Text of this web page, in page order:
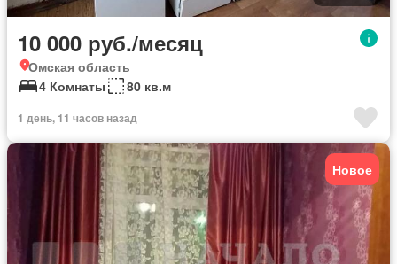
10 000 руб./месяц
Омская область
4 Комнаты
80 кв.м
1 день, 11 часов назад
Новое